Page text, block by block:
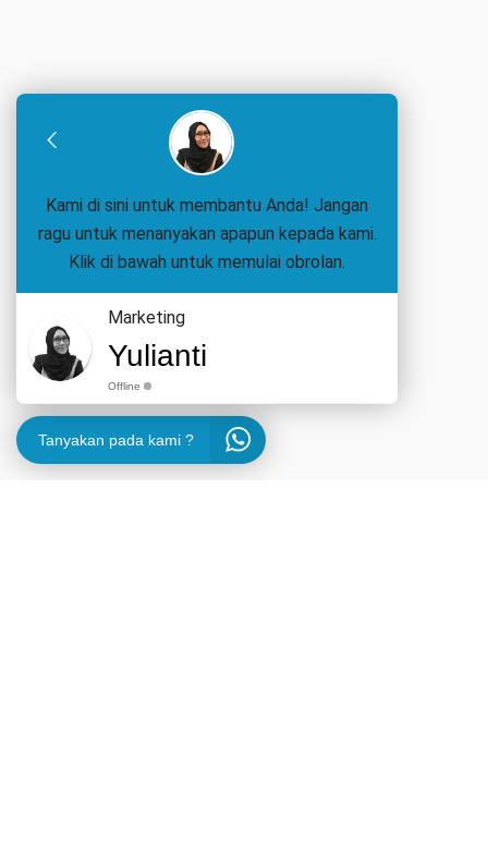
Tanyakan pada kami ?
Kami di sini untuk membantu Anda! Jangan
ragu untuk menanyakan apapun kepada kami.
Klik di bawah untuk memulai obrolan.
Marketing
Yulianti
Offline